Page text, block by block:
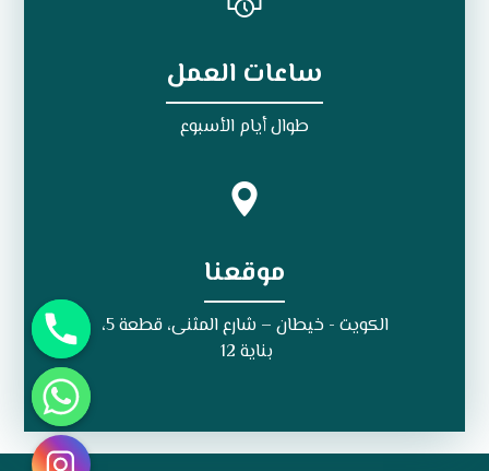
ساعات العمل
طوال أيام الأسبوع
موقعنا
الكويت - خيطان – شارع المثنى، قطعة 5،
بناية 12